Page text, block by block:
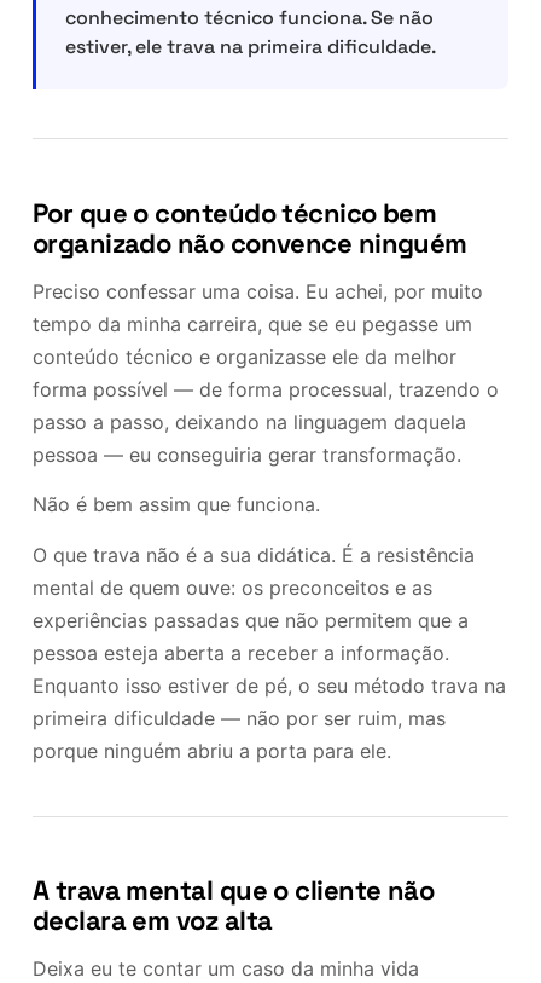
conhecimento técnico funciona. Se não
estiver, ele trava na primeira dificuldade.
Por que o conteúdo técnico bem
organizado não convence ninguém
Preciso confessar uma coisa. Eu achei, por muito
tempo da minha carreira, que se eu pegasse um
conteúdo técnico e organizasse ele da melhor
forma possível — de forma processual, trazendo o
passo a passo, deixando na linguagem daquela
pessoa — eu conseguiria gerar transformação.
Não é bem assim que funciona.
O que trava não é a sua didática. É a resistência
mental de quem ouve: os preconceitos e as
experiências passadas que não permitem que a
pessoa esteja aberta a receber a informação.
Enquanto isso estiver de pé, o seu método trava na
primeira dificuldade — não por ser ruim, mas
porque ninguém abriu a porta para ele.
A trava mental que o cliente não
declara em voz alta
Deixa eu te contar um caso da minha vida